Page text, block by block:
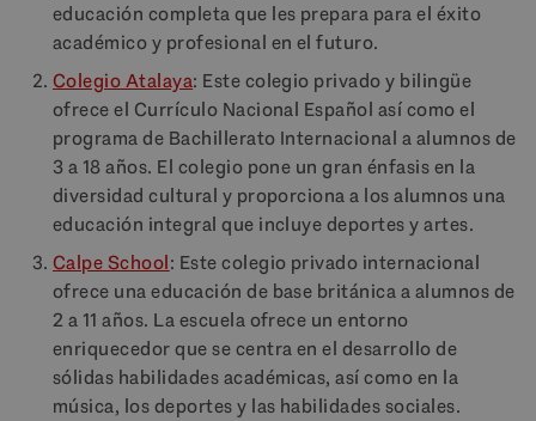
educación completa que les prepara para el éxito
académico y profesional en el futuro.
Colegio Atalaya: Este colegio privado y bilingüe
ofrece el Currículo Nacional Español así como el
programa de Bachillerato Internacional a alumnos de
3 a 18 años. El colegio pone un gran énfasis en la
diversidad cultural y proporciona a los alumnos una
educación integral que incluye deportes y artes.
Calpe School: Este colegio privado internacional
ofrece una educación de base británica a alumnos de
2 a 11 años. La escuela ofrece un entorno
enriquecedor que se centra en el desarrollo de
sólidas habilidades académicas, así como en la
música, los deportes y las habilidades sociales.